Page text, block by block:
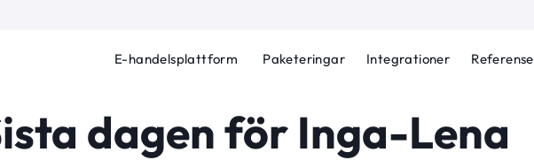
E-handelsplattform Paketeringar Integrationer
dagen för Inga-Lena